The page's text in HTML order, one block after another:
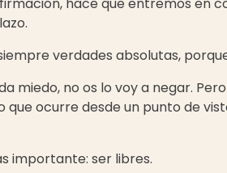
verdades absolutas,
miedo, no os lo voy a negar.
ocurre desde un punto de
importante: ser libres.